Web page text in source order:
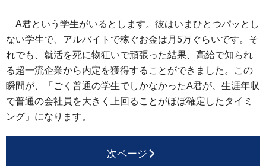
A君という学生がいるとします。彼はいまひとつパッとし
ない学生で、アルバイトで稼ぐお金は月5万ぐらいです。そ
れでも、就活を死に物狂いで頑張った結果、高給で知られ
る超一流企業から内定を獲得することができました。この
瞬間が、「ごく普通の学生でしかなかったA君が、生涯年収
で普通の会社員を大きく上回ることがほぼ確定したタイミ
ング」になります。
次ページ